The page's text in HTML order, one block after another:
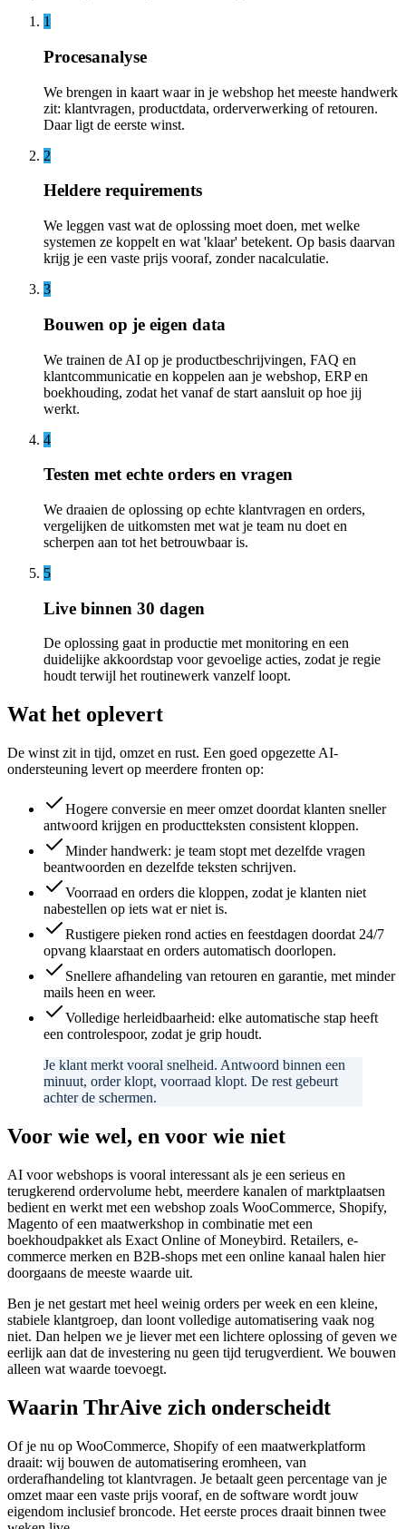
1
Procesanalyse
We brengen in kaart waar in je webshop het meeste handwerk
zit: klantvragen, productdata, orderverwerking of retouren.
Daar ligt de eerste winst.
2
Heldere requirements
We leggen vast wat de oplossing moet doen, met welke
systemen ze koppelt en wat 'klaar' betekent. Op basis daarvan
krijg je een vaste prijs vooraf, zonder nacalculatie.
3
Bouwen op je eigen data
We trainen de AI op je productbeschrijvingen, FAQ en
klantcommunicatie en koppelen aan je webshop, ERP en
boekhouding, zodat het vanaf de start aansluit op hoe jij
werkt.
4
Testen met echte orders en vragen
We draaien de oplossing op echte klantvragen en orders,
vergelijken de uitkomsten met wat je team nu doet en
scherpen aan tot het betrouwbaar is.
5
Live binnen 30 dagen
De oplossing gaat in productie met monitoring en een
duidelijke akkoordstap voor gevoelige acties, zodat je regie
houdt terwijl het routinewerk vanzelf loopt.
Wat het oplevert
De winst zit in tijd, omzet en rust. Een goed opgezette AI-
ondersteuning levert op meerdere fronten op:
Hogere conversie en meer omzet doordat klanten sneller
antwoord krijgen en productteksten consistent kloppen.
Minder handwerk: je team stopt met dezelfde vragen
beantwoorden en dezelfde teksten schrijven.
Voorraad en orders die kloppen, zodat je klanten niet
nabestellen op iets wat er niet is.
Rustigere pieken rond acties en feestdagen doordat 24/7
opvang klaarstaat en orders automatisch doorlopen.
Snellere afhandeling van retouren en garantie, met minder
mails heen en weer.
Volledige herleidbaarheid: elke automatische stap heeft
een controlespoor, zodat je grip houdt.
Je klant merkt vooral snelheid. Antwoord binnen een
minuut, order klopt, voorraad klopt. De rest gebeurt
achter de schermen.
Voor wie wel, en voor wie niet
AI voor webshops is vooral interessant als je een serieus en
terugkerend ordervolume hebt, meerdere kanalen of marktplaatsen
bedient en werkt met een webshop zoals WooCommerce, Shopify,
Magento of een maatwerkshop in combinatie met een
boekhoudpakket als Exact Online of Moneybird. Retailers, e-
commerce merken en B2B-shops met een online kanaal halen hier
doorgaans de meeste waarde uit.
Ben je net gestart met heel weinig orders per week en een kleine,
stabiele klantgroep, dan loont volledige automatisering vaak nog
niet. Dan helpen we je liever met een lichtere oplossing of geven we
eerlijk aan dat de investering nu geen tijd terugverdient. We bouwen
alleen wat waarde toevoegt.
Waarin ThrAive zich onderscheidt
Of je nu op WooCommerce, Shopify of een maatwerkplatform
draait: wij bouwen de automatisering eromheen, van
orderafhandeling tot klantvragen. Je betaalt geen percentage van je
omzet maar een vaste prijs vooraf, en de software wordt jouw
eigendom inclusief broncode. Het eerste proces draait binnen twee